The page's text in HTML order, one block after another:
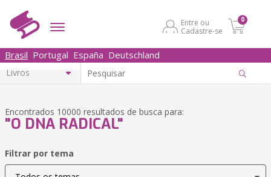
Entre ou
Cadastre-se
0
Brasil Portugal España Deutschland
Encontrados 10000 resultados de busca para:
"O DNA RADICAL"
Filtrar por tema